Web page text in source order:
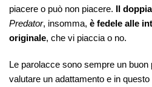
piacere o può non piacere. Il
Predator, insomma, è fedele alle
originale, che vi piaccia o no.
Le parolacce sono sempre un buon
valutare un adattamento e in